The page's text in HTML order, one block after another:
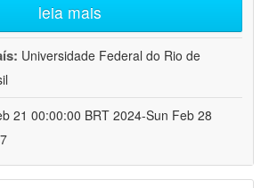
leia mais
Universidade Federal do Rio de
21 00:00:00 BRT 2024-Sun Feb 28